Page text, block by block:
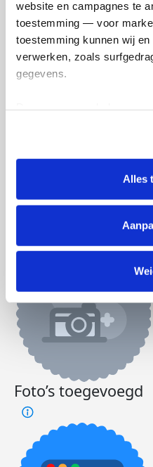
website en campagnes te
toestemming — voor
toestemming kunnen wij
verwerken, zoals
gegevens.
tonen. Je kunt je
intrekken via Cookie
lijst met cookies is te Alles
€34
Foto’s toegevoegd